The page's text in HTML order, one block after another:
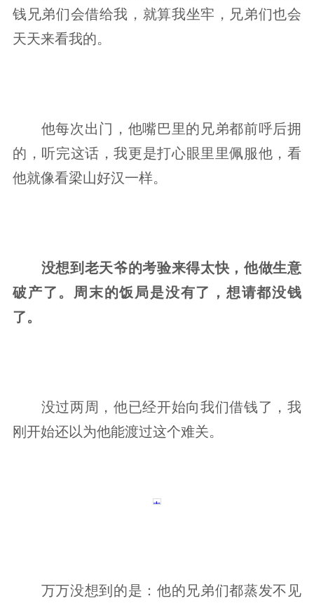
钱兄弟们会借给我，就算我坐牢，兄弟们也会
天天来看我的。
他每次出门，他嘴巴里的兄弟都前呼后拥
的，听完这话，我更是打心眼里里佩服他，看
他就像看梁山好汉一样。
没想到老天爷的考验来得太快，他做生意
破产了。周末的饭局是没有了，想请都没钱
了。
没过两周，他已经开始向我们借钱了，我
刚开始还以为他能渡过这个难关。
万万没想到的是：他的兄弟们都蒸发不见